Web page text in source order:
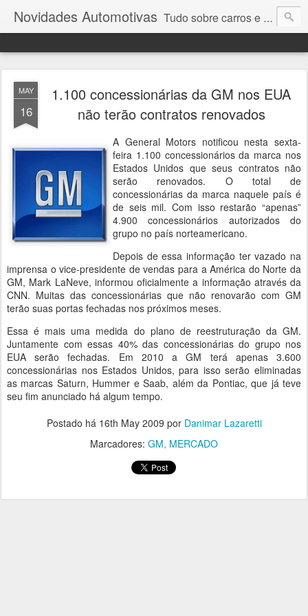
Novidades Automotivas Tudo sobre carros e motores
MAY
16
1.100 concessionárias da GM nos EUA
não terão contratos renovados
A General Motors notificou nesta sexta-
feira 1.100 concessionários da marca nos
Estados Unidos que seus contratos não
serão renovados. O total de
concessionárias da marca naquele país é
de seis mil. Com isso restarão “apenas”
4.900 concessionários autorizados do
grupo no país norteamericano.
Depois de essa informação ter vazado na
imprensa o vice-presidente de vendas para a América do Norte da
GM, Mark LaNeve, informou oficialmente a informação através da
CNN. Muitas das concessionárias que não renovarão com GM
terão suas portas fechadas nos próximos meses.
Essa é mais uma medida do plano de reestruturação da GM.
Juntamente com essas 40% das concessionárias do grupo nos
EUA serão fechadas. Em 2010 a GM terá apenas 3.600
concessionárias nos Estados Unidos, para isso serão eliminadas
as marcas Saturn, Hummer e Saab, além da Pontiac, que já teve
seu fim anunciado há algum tempo.
Postado há 16th May 2009 por Danimar Lazaretti
Marcadores: GM MERCADO